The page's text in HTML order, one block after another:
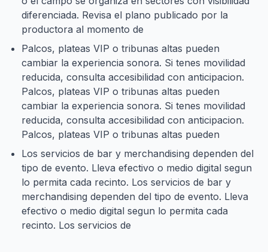
diferenciada. Revisa el plano publicado por la
productora al momento de
Palcos, plateas VIP o tribunas altas pueden
cambiar la experiencia sonora. Si tenes movilidad
reducida, consulta accesibilidad con anticipacion.
Palcos, plateas VIP o tribunas altas pueden
cambiar la experiencia sonora. Si tenes movilidad
reducida, consulta accesibilidad con anticipacion.
Palcos, plateas VIP o tribunas altas pueden
Los servicios de bar y merchandising dependen del
tipo de evento. Lleva efectivo o medio digital segun
lo permita cada recinto. Los servicios de bar y
merchandising dependen del tipo de evento. Lleva
efectivo o medio digital segun lo permita cada
recinto. Los servicios de